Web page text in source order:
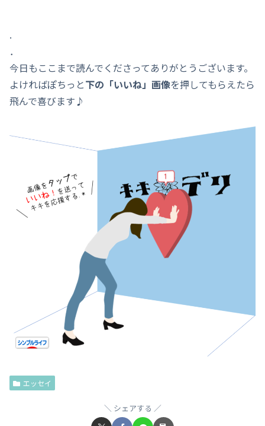
.
．
今日もここまで読んでくださってありがとうございます。
よければぽちっと下の「いいね」画像を押してもらえたら
飛んで喜びます♪
エッセイ
シェアする